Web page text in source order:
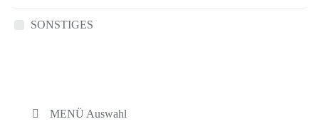
SONSTIGES
MENÜ Auswahl